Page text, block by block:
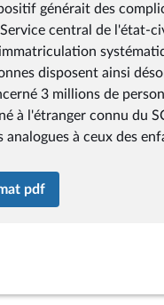
générait des
central de l'état-
disposent ainsi
3 millions de
à l'étranger connu du
analogues à ceux des
pdf